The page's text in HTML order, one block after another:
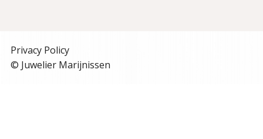
Privacy Policy
© Juwelier Marijnissen